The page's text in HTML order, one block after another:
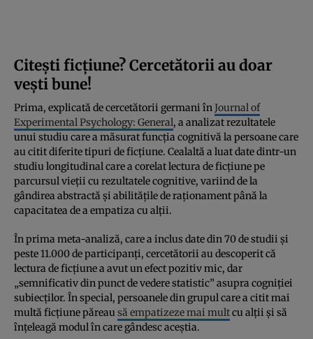
Citești ficțiune? Cercetătorii au doar
vești bune!
Prima, explicată de cercetătorii germani în Journal of
Experimental Psychology: General, a analizat rezultatele
unui studiu care a măsurat funcția cognitivă la persoane care
au citit diferite tipuri de ficțiune. Cealaltă a luat date dintr-un
studiu longitudinal care a corelat lectura de ficțiune pe
parcursul vieții cu rezultatele cognitive, variind de la
gândirea abstractă și abilitățile de raționament până la
capacitatea de a empatiza cu alții.
În prima meta-analiză, care a inclus date din 70 de studii și
peste 11.000 de participanți, cercetătorii au descoperit că
lectura de ficțiune a avut un efect pozitiv mic, dar
„semnificativ din punct de vedere statistic” asupra cogniției
subiecților. În special, persoanele din grupul care a citit mai
multă ficțiune păreau să empatizeze mai multcu alții și să
înțeleagă modul în care gândesc aceștia.